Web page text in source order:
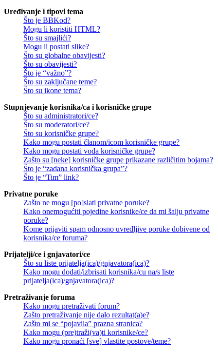
Uređivanje i tipovi tema
Što je BBKod?
Mogu li koristiti HTML?
Što su smajlići?
Mogu li postati slike?
Što su globalne obavijesti?
Što su obavijesti?
Što je “važno”?
Što su zaključane teme?
Što su ikone tema?
Stupnjevanje korisnika/ca i korisničke grupe
Što su administratori/ce?
Što su moderatori/ce?
Što su korisničke grupe?
Kako mogu postati članom/icom korisničke grupe?
Kako mogu postati vođa korisničke grupe?
Zašto su [neke] korisničke grupe prikazane različitim bojama?
Što je “zadana korisnička grupa”?
Što je “Tim” link?
Privatne poruke
Zašto ne mogu [po]slati privatne poruke?
Kako onemogućiti pojedine korisnike/ce da mi šalju privatne
poruke?
Kome prijaviti spam odnosno uvredljive poruke dobivene od
korisnika/ce foruma?
Prijatelji/ce i gnjavatori/ce
Što su liste prijatelja(ica)/gnjavatora(ica)?
Kako mogu dodati/izbrisati korisnika/cu na/s liste
prijatelja(ica)/gnjavatora(ica)?
Pretraživanje foruma
Kako mogu pretraživati forum?
Zašto pretraživanje nije dalo rezultat(a)e?
Zašto mi se “pojavila” prazna stranica?
Kako mogu (pre)traži(va)ti korisnike/ce?
Kako mogu pronaći [sve] vlastite postove/teme?